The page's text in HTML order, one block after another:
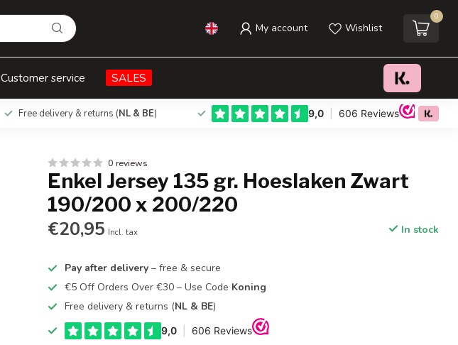
My account Wishlist
0
Customer service SALES
Free delivery & returns (NL & BE)
Add to cart
0 reviews
Enkel Jersey 135 gr. Hoeslaken Zwart
190/200 x 200/220
€20,95 Incl. tax In stock
Pay after delivery – free & secure
€5 Off Orders Over €30 – Use Code Koning
Free delivery & returns (NL & BE)